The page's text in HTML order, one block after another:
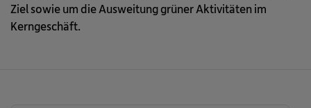
Ziel sowie um die Ausweitung grüner Aktivitäten im
Kerngeschäft.